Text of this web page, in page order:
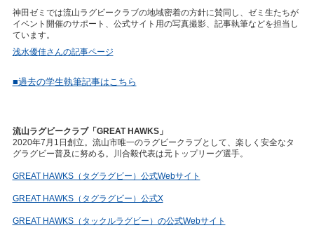
神田ゼミでは流山ラグビークラブの地域密着の方針に賛同し、ゼミ生たちが
イベント開催のサポート、公式サイト用の写真撮影、記事執筆などを担当し
ています。
浅水優佳さんの記事ページ
■過去の学生執筆記事はこちら
流山ラグビークラブ「GREAT HAWKS」
2020年7月1日創立。流山市唯一のラグビークラブとして、楽しく安全なタ
グラグビー普及に努める。川合毅代表は元トップリーグ選手。
GREAT HAWKS（タグラグビー）公式Webサイト
GREAT HAWKS（タグラグビー）公式X
GREAT HAWKS（タックルラグビー）の公式Webサイト